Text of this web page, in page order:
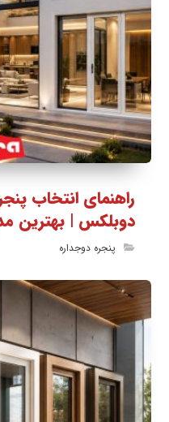
راهنمای انتخاب
دوبلکس | بهترین
پنجره دوجداره